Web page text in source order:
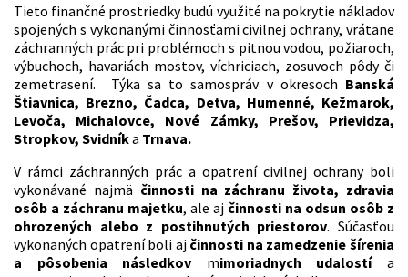
Tieto finančné prostriedky budú využité na pokrytie nákladov
spojených s vykonanými činnosťami civilnej ochrany, vrátane
záchranných prác pri problémoch s pitnou vodou, požiaroch,
výbuchoch, havariách mostov, víchriciach, zosuvoch pôdy či
zemetrasení. Týka sa to samospráv v okresoch Banská
Štiavnica, Brezno, Čadca, Detva, Humenné, Kežmarok,
Levoča, Michalovce, Nové Zámky, Prešov, Prievidza,
Stropkov, Svidníka Trnava.
V rámci záchranných prác a opatrení civilnej ochrany boli
vykonávané najmä činnosti na záchranu života, zdravia
osôb a záchranu majetku, ale aj činnosti na odsun osôb z
ohrozených alebo z postihnutých priestorov. Súčasťou
vykonaných opatrení boli aj činnosti na zamedzenie šírenia
a pôsobenia následkov mimoriadnych udalostía